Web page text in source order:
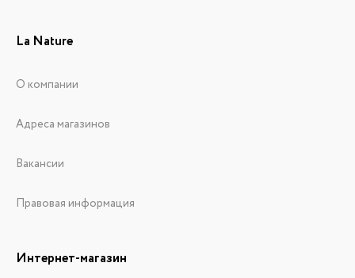
La Nature
О компании
Адреса магазинов
Вакансии
Правовая информация
Интернет-магазин